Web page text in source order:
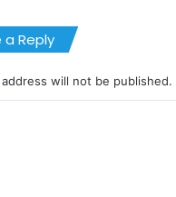
a Reply
address will not be published.